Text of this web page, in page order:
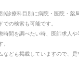
/診療科目別に病院・医院・薬
での検索も可能です。
時間を調べたい時、医師求人
なども掲載していますので、是